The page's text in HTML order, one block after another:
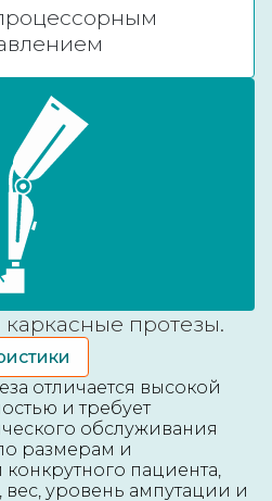
протезы.
отличается высокой
и требует
обслуживания
размерам и
пациента,
вес, уровень ампутации и